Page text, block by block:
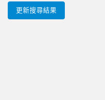
更新搜尋結果